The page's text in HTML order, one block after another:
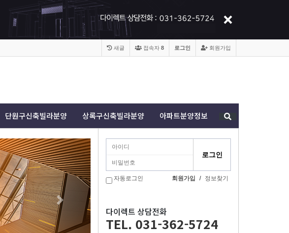
회원가입
로그인
접속자 8
새글
단원구신축빌라분양 상록구신축빌라분양 아파트분양정보
Next
자동로그인 회원가입 / 정보찾기
다이렉트 상담전화
TEL. 031-362-5724